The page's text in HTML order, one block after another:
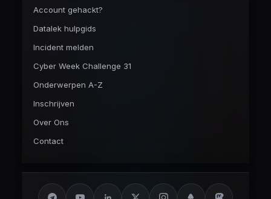
Account gehackt?
Datalek hulpgids
Incident melden
Cyber Week Challenge 31
Onderwerpen A-Z
Inschrijven
Over Ons
Contact